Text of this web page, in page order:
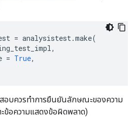
= analysistest.make(
,
= True,
อบควรทำการยืนยันลักษณะของความ
ข้อความแสดงข้อผิดพลาด)